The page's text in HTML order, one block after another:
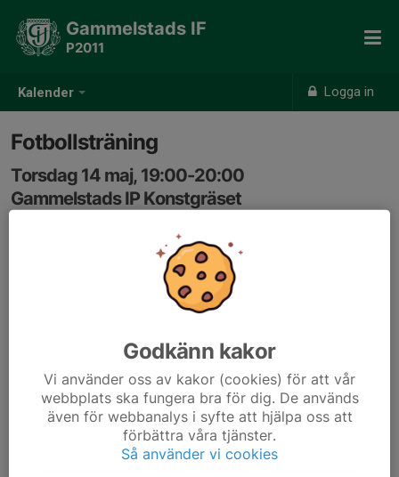
Kalender Logga in
Gammelstads IF
P2011
Fotbollsträning
Torsdag 14 maj, 19:00-20:00
Gammelstads IP Konstgräset
Godkänn kakor
Vi använder oss av kakor (cookies) för att vår
webbplats ska fungera bra för dig. De används
även för webbanalys i syfte att hjälpa oss att
förbättra våra tjänster.
Så använder vi cookies